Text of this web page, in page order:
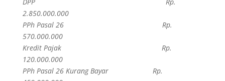
2.850.000.000
PPh Pasal 26 Rp.
570.000.000
Kredit Pajak Rp.
120.000.000
PPh Pasal 26 Kurang Bayar Rp.